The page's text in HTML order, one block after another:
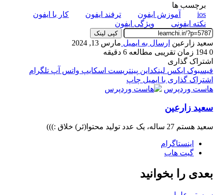
برچسب ها
ios
آموزش ایفون ترفند ایفون
کار با ایفون
نکته ایفونی
ویژگی ایفون
کپی لینک
سعید زارعین ارسال به ایمیل مارس 13, 2024
0
زمان تقریبی مطالعه 6 دقیقه
اشتراک گذاری
فیسبوک ایکس لینکداین پینتریست اسکایپ واتس آپ تلگرام
اشتراک گذاری با ایمیل چاپ
هاست وردپرس
سعید زارعین
سعید هستم 27 ساله، یک عدد تولید محتوا(ئر) خلاق :)))
اینستاگرام
گیت ‌هاب
بعدی را بخوانید